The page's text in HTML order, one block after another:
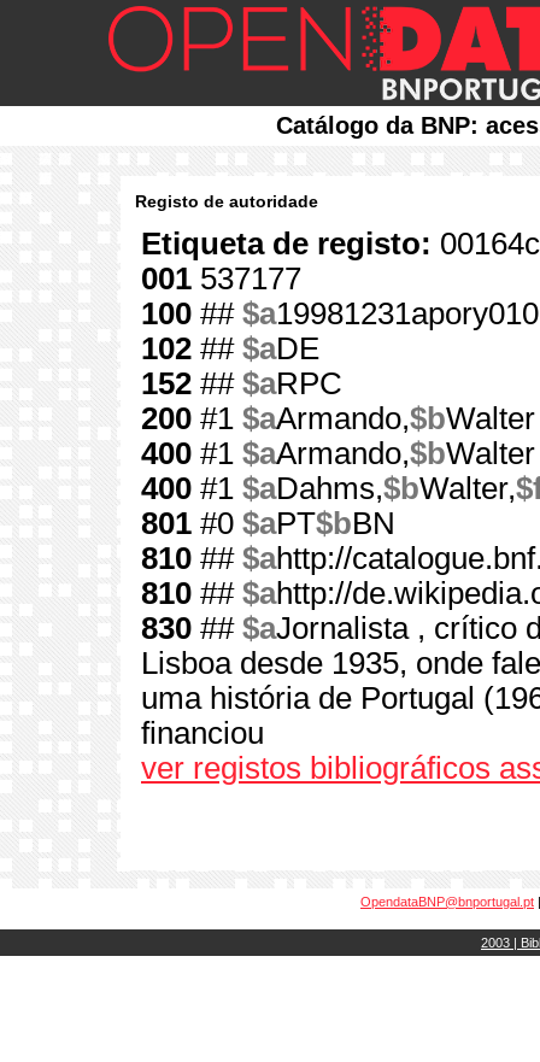
Catálogo da BNP:
Registo de autoridade
Etiqueta de registo:
001 537177
100 ## $a
102 ## $aDE
152 ## $aRPC
200 #1 $aArmando,$b
400 #1 $aArmando,$b
400 #1 $aDahms,$bWalter,
801 #0 $aPT$bBN
810 ## $ahttp://
810 ## $ahttp://
830 ## $aJornalista , crítico
Lisboa desde 1935, onde
uma história de Portugal
financiou
ver registos bibliográficos
OpendataBNP@bnportugal.pt
2003 |